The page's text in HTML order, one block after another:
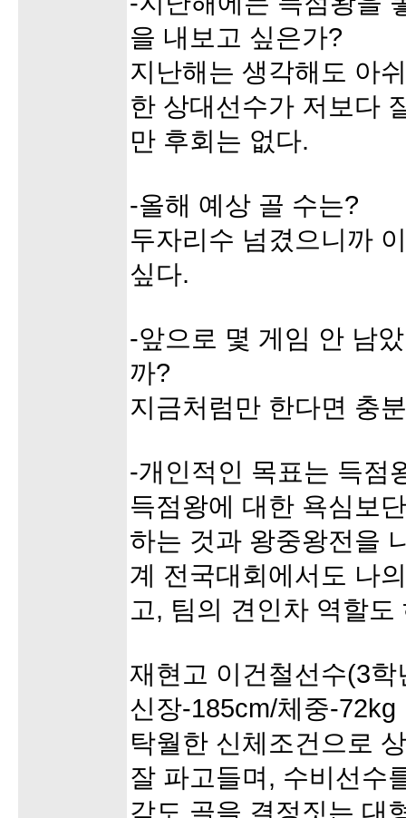
을 내보고 싶은가?
지난해는 생각해도 아
한 상대선수가 저보다
만 후회는 없다.
-올해 예상 골 수는?
두자리수 넘겼으니까
싶다.
-앞으로 몇 게임 안 남
까?
지금처럼만 한다면 충
-개인적인 목표는 득점
득점왕에 대한 욕심보
하는 것과 왕중왕전을
계 전국대회에서도 나
고, 팀의 견인차 역할도
재현고 이건철선수(3학
신장-185cm/체중-72kg
탁월한 신체조건으로
잘 파고들며, 수비선수
감도 골을 결정짓는 대